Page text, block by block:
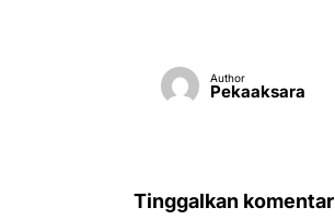
Author
Pekaaksara
Tinggalkan komentar